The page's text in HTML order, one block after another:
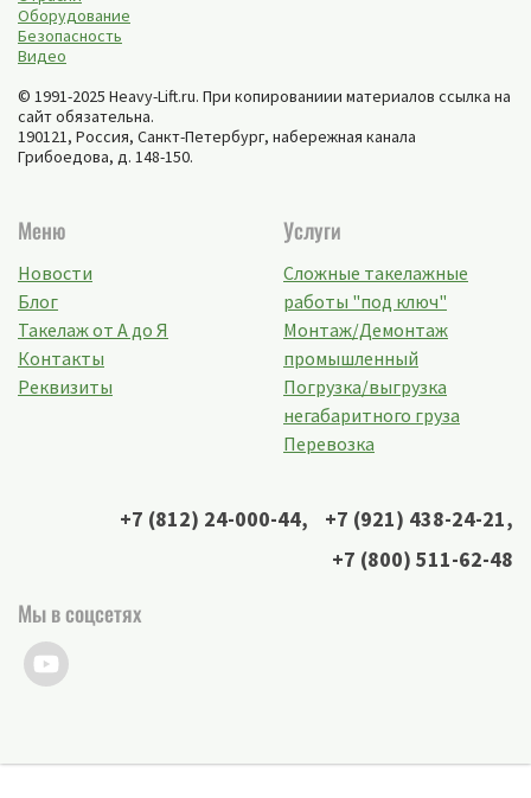
Оборудование
Безопасность
Видео
© 1991-2025 Heavy-Lift.ru. При копированиии материалов ссылка на
сайт обязательна.
190121, Россия, Санкт-Петербург, набережная канала
Грибоедова, д. 148-150.
Меню
Новости
Блог
Такелаж от А до Я
Контакты
Реквизиты
Услуги
Сложные такелажные
работы "под ключ"
Монтаж/Демонтаж
промышленный
Погрузка/выгрузка
негабаритного груза
Перевозка
+7 (812) 24-000-44, +7 (921) 438-24-21,
+7 (800) 511-62-48
Мы в соцсетях